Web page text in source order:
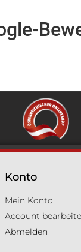
Konto
Mein Konto
Account
Abmelden